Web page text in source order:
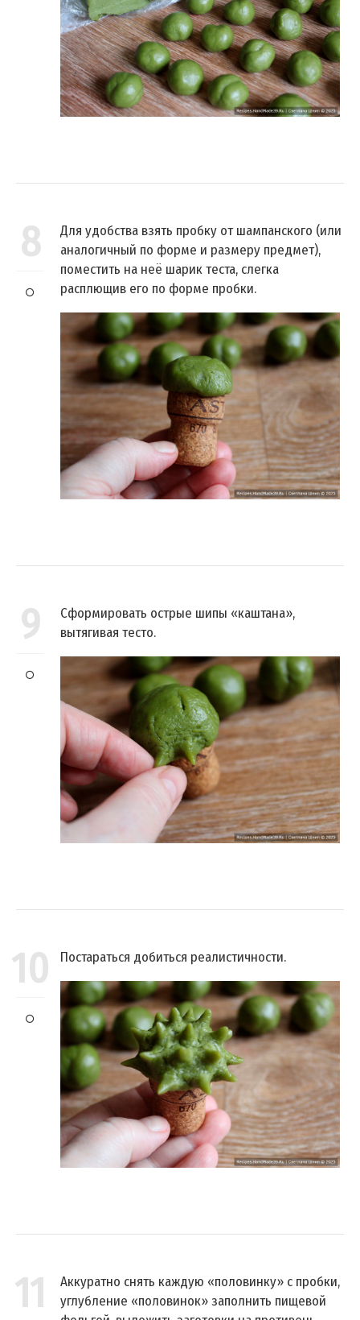
8
Для удобства взять пробку от шампанского (или
аналогичный по форме и размеру предмет),
поместить на неё шарик теста, слегка
расплющив его по форме пробки.
9
Сформировать острые шипы «каштана»,
вытягивая тесто.
10 Постараться добиться реалистичности.
11
Аккуратно снять каждую «половинку» с пробки,
углубление «половинок» заполнить пищевой